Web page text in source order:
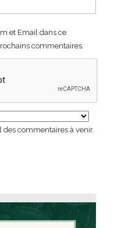
et Email dans ce
commentaires.
commentaires à venir.